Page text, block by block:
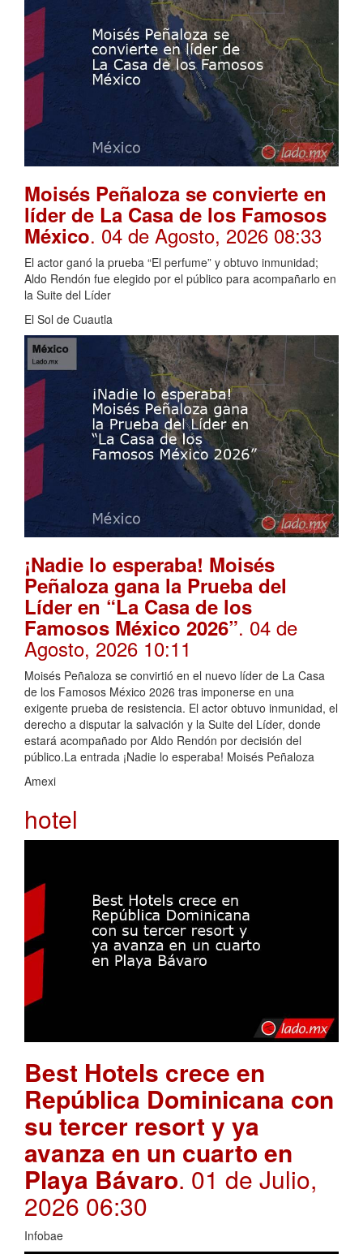
Moisés Peñaloza se convierte en
líder de La Casa de los Famosos
México. 04 de Agosto, 2026 08:33
El actor ganó la prueba “El perfume” y obtuvo inmunidad;
Aldo Rendón fue elegido por el público para acompañarlo en
la Suite del Líder
El Sol de Cuautla
¡Nadie lo esperaba! Moisés
Peñaloza gana la Prueba del
Líder en “La Casa de los
Famosos México 2026”. 04 de
Agosto, 2026 10:11
Moisés Peñaloza se convirtió en el nuevo líder de La Casa
de los Famosos México 2026 tras imponerse en una
exigente prueba de resistencia. El actor obtuvo inmunidad, el
derecho a disputar la salvación y la Suite del Líder, donde
estará acompañado por Aldo Rendón por decisión del
público.La entrada ¡Nadie lo esperaba! Moisés Peñaloza
Amexi
hotel
Best Hotels crece en
República Dominicana con
su tercer resort y ya
avanza en un cuarto en
Playa Bávaro. 01 de Julio,
2026 06:30
Infobae